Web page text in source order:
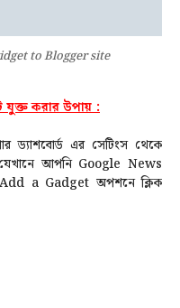
to Blogger site
করার উপায় :
ড্যাশবোর্ড এর সেটিংস থেকে
আপনি Google News
Add a Gadget অপশনে ক্লিক